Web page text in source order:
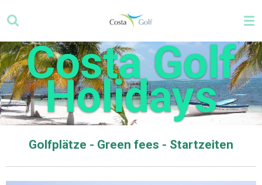
Hauptinhalt
springenCosta Golf
Holidays
Golfplätze - Green fees - Startzeiten